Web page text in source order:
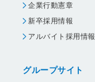
企業行動憲章
新卒採用情報
アルバイト採用情報
グループサイト